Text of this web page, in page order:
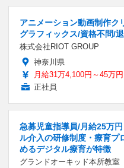
アニメーション動画制作ク
グラフィックス/資格不問/
株式会社RIOT GROUP
神奈川県
月給31万4,100円～45万円
正社員
急募児童指導員/月給25万
ル介入の研修制度・療育プ
めるデジタル療育が特徴
グランドオーキッド本所教室